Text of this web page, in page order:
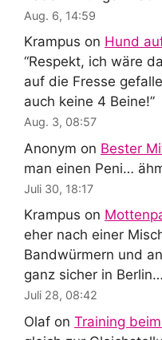
Aug. 6, 14:59
Krampus on Hund
“Respekt, ich wäre
auf die Fresse
auch keine 4 Beine!”
Aug. 3, 08:57
Anonym on Bester
man einen Peni…
Juli 30, 18:17
Krampus on
eher nach einer
Bandwürmern und
ganz sicher in Berlin…
Juli 28, 08:42
Olaf on Training